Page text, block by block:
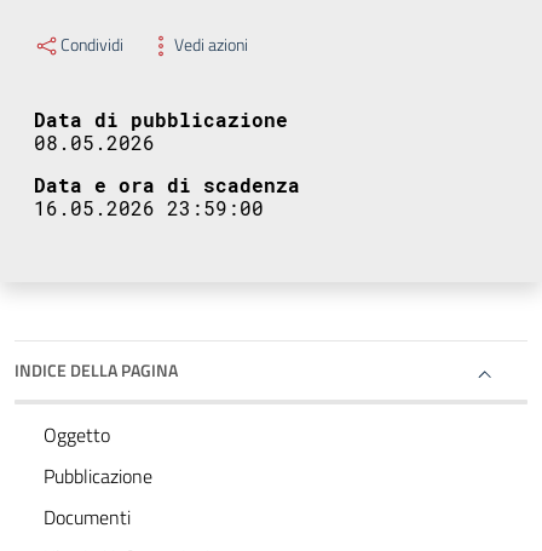
Condividi Vedi azioni
Data di pubblicazione
08.05.2026
Data e ora di scadenza
16.05.2026 23:59:00
INDICE DELLA PAGINA
Oggetto
Pubblicazione
Documenti